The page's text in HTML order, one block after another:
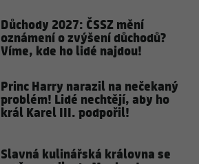
Důchody 2027: ČSSZ mění
oznámení o zvýšení důchodů?
Víme, kde ho lidé najdou!
Princ Harry narazil na nečekaný
problém! Lidé nechtějí, aby ho
král Karel III. podpořil!
Slavná kulinářská královna se